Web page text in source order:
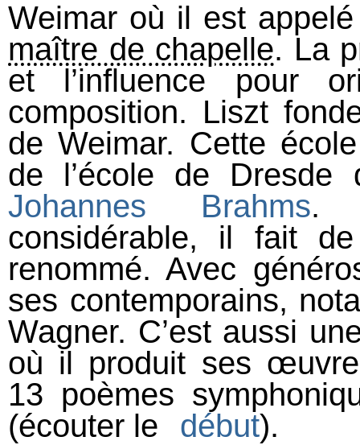
Weimar où il est
maître de chapelle. La
et l’influence pour
composition. Liszt
de Weimar. Cette
de l’école de
Johannes Brahms.
considérable, il fait
renommé. Avec
ses contemporains,
Wagner. C’est aussi
où il produit ses
13 poèmes
(écouter le
début).